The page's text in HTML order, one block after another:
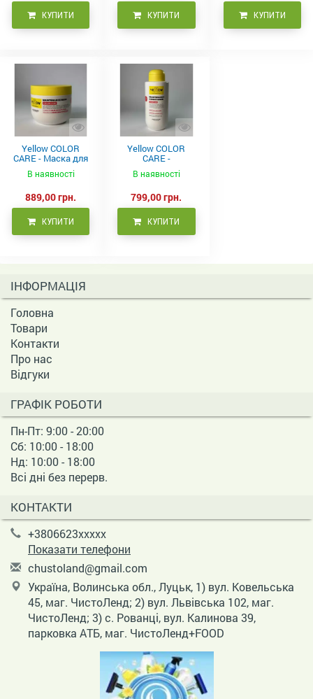
КУПИТИ КУПИТИ КУПИТИ
Yellow COLOR
CARE - Маска для
фарбованого
волосся, 500 мл
В наявності
889,00 грн.
КУПИТИ
Yellow COLOR
CARE -
Кондиціонер для
фарбованого
В наявності
799,00 грн.
КУПИТИ
ІНФОРМАЦІЯ
Головна
Товари
Контакти
Про нас
Відгуки
ГРАФІК РОБОТИ
Пн-Пт: 9:00 - 20:00
Сб: 10:00 - 18:00
Нд: 10:00 - 18:00
Всі дні без перерв.
КОНТАКТИ
+3806623xxxxx
Показати телефони
chustoland@gmail.com
Україна, Волинська обл., Луцьк, 1) вул. Ковельська
45, маг. ЧистоЛенд; 2) вул. Львівська 102, маг.
ЧистоЛенд; 3) с. Рованці, вул. Калинова 39,
парковка АТБ, маг. ЧистоЛенд+FOOD